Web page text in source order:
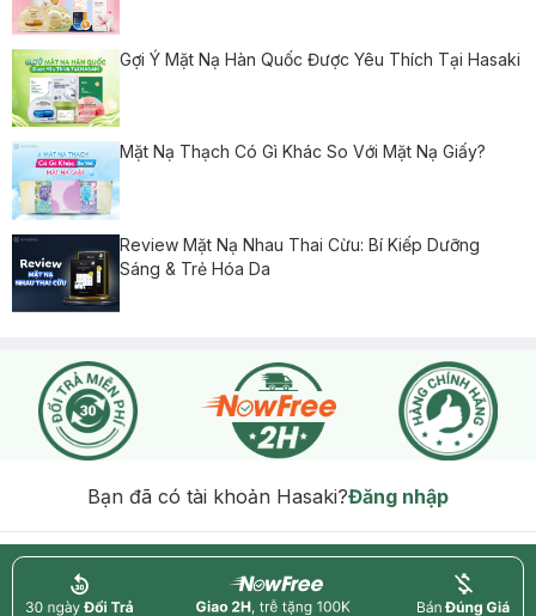
Gợi Ý Mặt Nạ Hàn Quốc Được Yêu Thích Tại Hasaki
Mặt Nạ Thạch Có Gì Khác So Với Mặt Nạ Giấy?
Review Mặt Nạ Nhau Thai Cừu: Bí Kiếp Dưỡng
Sáng & Trẻ Hóa Da
Bạn đã có tài khoản Hasaki?Đăng nhập